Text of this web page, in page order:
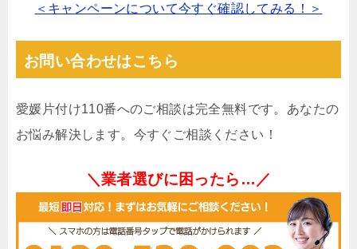
＜キャンペーンについて今すぐ確認してみる！＞
お問い合わせはこちら
愛媛片付け110番へのご相談は完全無料です。あなたの
お悩み解決します。今すぐご相談ください！
＼業者選びに困ったら…／